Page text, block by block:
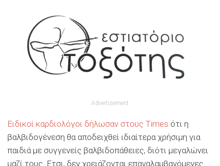
Advertisement
Ειδικοί καρδιολόγοι δήλωσαν στους Times ότι η
βαλβιδογένεση θα αποδειχθεί ιδιαίτερα χρήσιμη για
παιδιά με συγγενείς βαλβιδοπάθειες, διότι μεγαλώνει
μαζί τους. Ετσι, δεν χρειάζονται επαναλαμβανόμενες